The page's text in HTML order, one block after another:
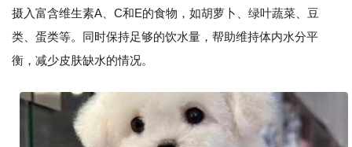
摄入富含维生素A、C和E的食物，如胡萝卜、绿叶蔬菜、豆
类、蛋类等。同时保持足够的饮水量，帮助维持体内水分平
衡，减少皮肤缺水的情况。